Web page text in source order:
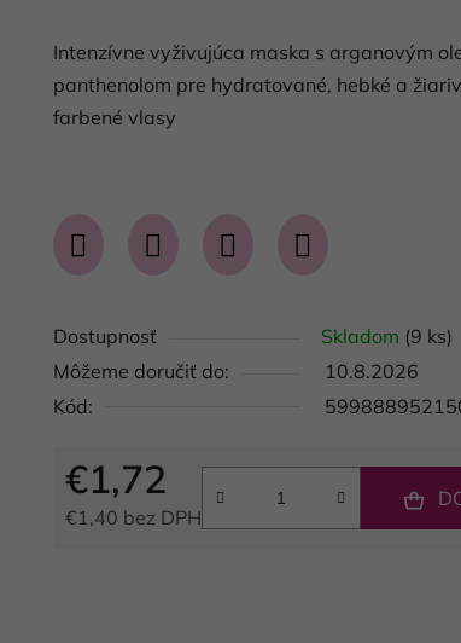
je
0,0
z
Intenzívne vyživujúca maska s arganovým
panthenolom pre hydratované, hebké a
farbené vlasy
Dostupnosť Skladom (9 ks)
Môžeme doručiť do:
10.8.2026
Kód:
€1,72
€1,40 bez DPH